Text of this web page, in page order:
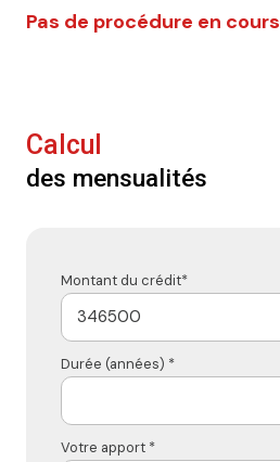
Pas de procédure en cours
Calcul
des mensualités
Montant du crédit*
Durée (années) *
Votre apport *